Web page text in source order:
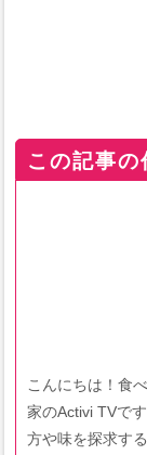
この記事の
こんにちは！食
家のActivi TVで
方や味を探求す